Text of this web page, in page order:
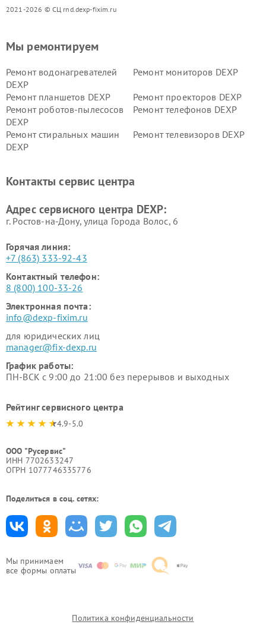
2021-2026 © СЦ rnd.dexp-fixim.ru
Мы принимаем
все формы оплаты
Мы ремонтируем
Ремонт водонагревателей
DEXP
Ремонт мониторов DEXP
Ремонт планшетов DEXP
Ремонт проекторов DEXP
Ремонт роботов-пылесосов
DEXP
Ремонт телефонов DEXP
Ремонт стиральных машин
DEXP
Ремонт телевизоров DEXP
Ремонт серверов DEXP
Ремонт мини пк DEXP
Контакты сервис центра
Адрес сервисного центра DEXP:
г. Ростов-на-Дону, улица Города Волос, 6
Горячая линия:
+7 (863) 333-92-43
Контактный телефон:
8 (800) 100-33-26
Электронная почта:
info@dexp-fixim.ru
для юридических лиц
manager@fix-dexp.ru
График работы:
ПН-ВСК с 9:00 до 21:00 без перерывов и выходных
Рейтинг сервисного центра
4.9-5.0
ООО "Русервис"
ИНН 7702633247
ОГРН 1077746335776
Поделиться в соц. сетях:
Политика конфиденциальности